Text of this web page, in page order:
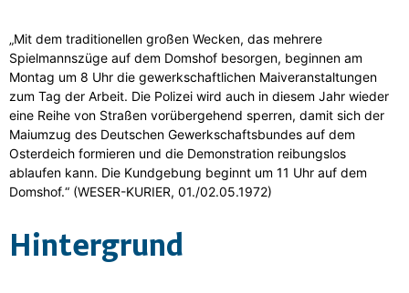
„Mit dem traditionellen großen Wecken, das mehrere
Spielmannszüge auf dem Domshof besorgen, beginnen am
Montag um 8 Uhr die gewerkschaftlichen Maiveranstaltungen
zum Tag der Arbeit. Die Polizei wird auch in diesem Jahr wieder
eine Reihe von Straßen vorübergehend sperren, damit sich der
Maiumzug des Deutschen Gewerkschaftsbundes auf dem
Osterdeich formieren und die Demonstration reibungslos
ablaufen kann. Die Kundgebung beginnt um 11 Uhr auf dem
Domshof.“ (WESER-KURIER, 01./02.05.1972)
Hintergrund